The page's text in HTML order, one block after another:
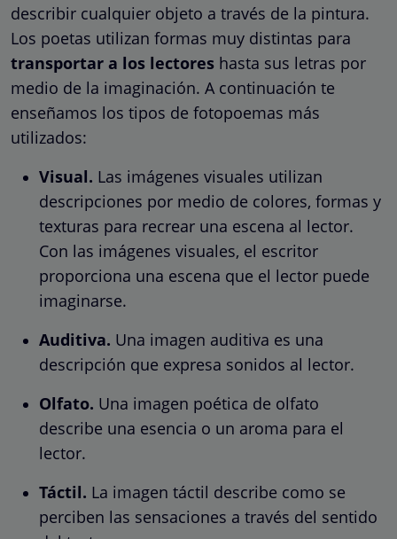
describir cualquier objeto a través de la pintura.
Los poetas utilizan formas muy distintas para
transportar a los lectores hasta sus letras por
medio de la imaginación. A continuación te
enseñamos los tipos de fotopoemas más
utilizados:
Visual. Las imágenes visuales utilizan
descripciones por medio de colores, formas y
texturas para recrear una escena al lector.
Con las imágenes visuales, el escritor
proporciona una escena que el lector puede
imaginarse.
Auditiva. Una imagen auditiva es una
descripción que expresa sonidos al lector.
Olfato. Una imagen poética de olfato
describe una esencia o un aroma para el
lector.
Táctil. La imagen táctil describe como se
perciben las sensaciones a través del sentido